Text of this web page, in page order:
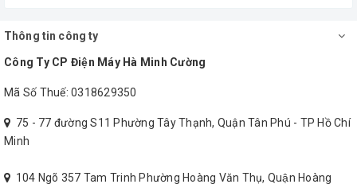
Thông tin công ty
Công Ty CP Điện Máy Hà Minh Cường
Mã Số Thuế: 0318629350
75 - 77 đường S11 Phường Tây Thạnh, Quận Tân Phú - TP Hồ Chí
Minh
104 Ngõ 357 Tam Trinh Phường Hoàng Văn Thụ, Quận Hoàng